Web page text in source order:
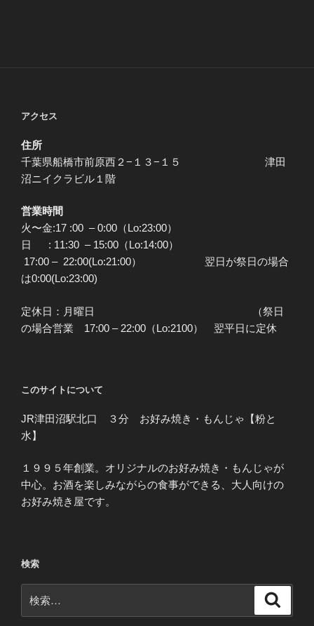
アクセス
住所
千葉県船橋市前原西２−１３−１５ 津田
沼ニイクラビル１階
営業時間
火〜金:17 :00 – 0:00（Lo:23:00）
日 : 11:30 – 15:00（Lo:14:00）
17:00 – 22:00(Lo:21:00） 翌日が祭日の場合
は0:00(Lo:23:00)
定休日：月曜日 （祭日
の場合営業 17:00 – 22:00（Lo:2100） 翌平日に定休
このサイトについて
JR津田沼駅北口 ３分 お好み焼き・もんじゃ【粉と
水】
１９９５年創業。オリジナルのお好み焼き・もんじゃが
中心。お酒を楽しみながらの食事ができる、大人向けの
お好み焼き屋です。
検索
索: